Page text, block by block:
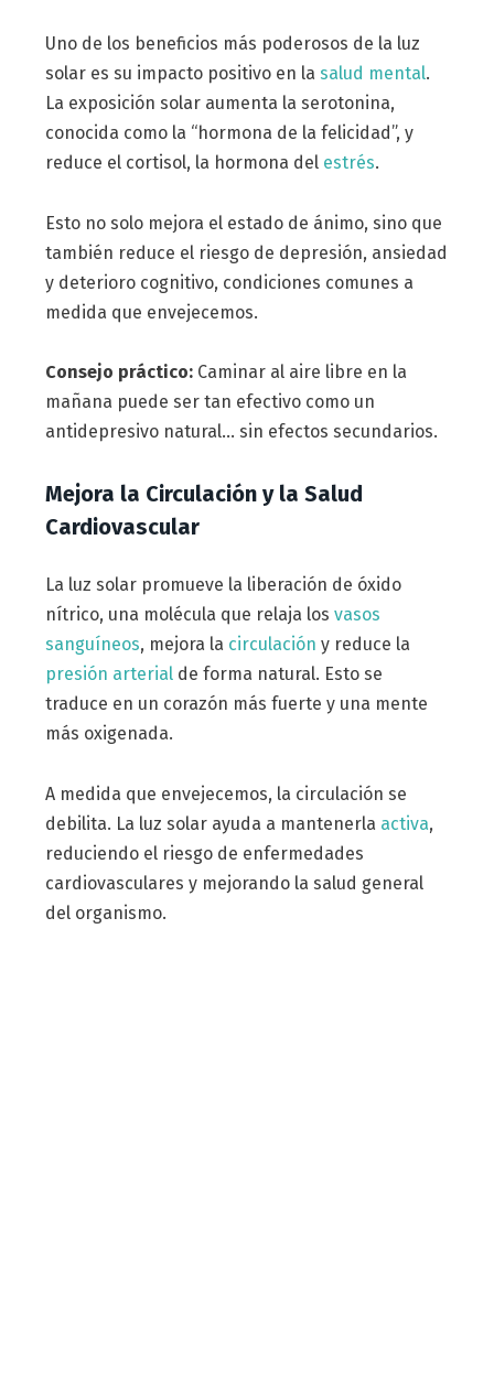
Uno de los beneficios más poderosos de la luz
solar es su impacto positivo en la salud mental.
La exposición solar aumenta la serotonina,
conocida como la “hormona de la felicidad”, y
reduce el cortisol, la hormona del estrés.
Esto no solo mejora el estado de ánimo, sino que
también reduce el riesgo de depresión, ansiedad
y deterioro cognitivo, condiciones comunes a
medida que envejecemos.
Consejo práctico:Caminar al aire libre en la
mañana puede ser tan efectivo como un
antidepresivo natural… sin efectos secundarios.
Mejora la Circulación y la Salud
Cardiovascular
La luz solar promueve la liberación de óxido
nítrico, una molécula que relaja los vasos
sanguíneos, mejora la circulación y reduce la
presión arterialde forma natural. Esto se
traduce en un corazón más fuerte y una mente
más oxigenada.
A medida que envejecemos, la circulación se
debilita. La luz solar ayuda a mantenerla activa,
reduciendo el riesgo de enfermedades
cardiovasculares y mejorando la salud general
del organismo.